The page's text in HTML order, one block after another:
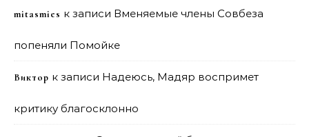
mitasmies к записи Вменяемые члены Совбеза
попеняли Помойке
Виктор к записи Надеюсь, Мадяр воспримет
критику благосклонно